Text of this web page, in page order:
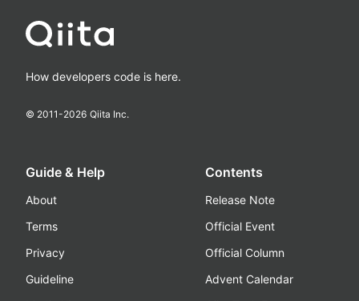
How developers code is here.
© 2011-2026 Qiita Inc.
Guide & Help
About
Terms
Privacy
Guideline
Contents
Release Note
Official Event
Official Column
Advent Calendar